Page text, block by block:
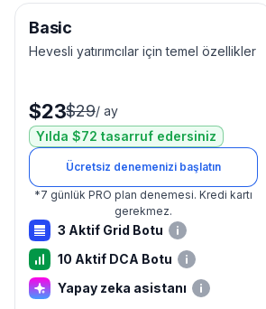
Basic
Hevesli yatırımcılar için temel özellikler
$23$29/ ay
Yılda $72 tasarruf edersiniz
Ücretsiz denemenizi başlatın
*7 günlük PRO plan denemesi. Kredi kartı
gerekmez.
3 Aktif Grid Botu
10 Aktif DCA Botu
Yapay zeka asistanı